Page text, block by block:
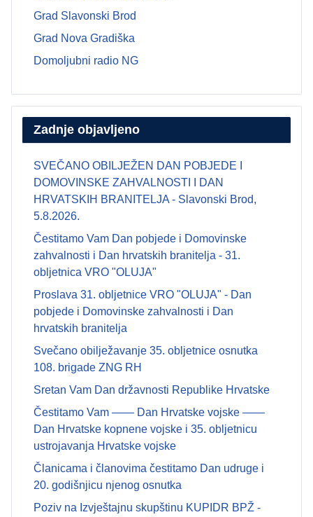
Grad Slavonski Brod
Grad Nova Gradiška
Domoljubni radio NG
Zadnje objavljeno
SVEČANO OBILJEŽEN DAN POBJEDE I
DOMOVINSKE ZAHVALNOSTI I DAN
HRVATSKIH BRANITELJA - Slavonski Brod,
5.8.2026.
Čestitamo Vam Dan pobjede i Domovinske
zahvalnosti i Dan hrvatskih branitelja - 31.
obljetnica VRO "OLUJA"
Proslava 31. obljetnice VRO "OLUJA" - Dan
pobjede i Domovinske zahvalnosti i Dan
hrvatskih branitelja
Svečano obilježavanje 35. obljetnice osnutka
108. brigade ZNG RH
Sretan Vam Dan državnosti Republike Hrvatske
Čestitamo Vam —— Dan Hrvatske vojske ——
Dan Hrvatske kopnene vojske i 35. obljetnicu
ustrojavanja Hrvatske vojske
Članicama i članovima čestitamo Dan udruge i
20. godišnjicu njenog osnutka
Poziv na Izvještajnu skupštinu KUPIDR BPŽ -